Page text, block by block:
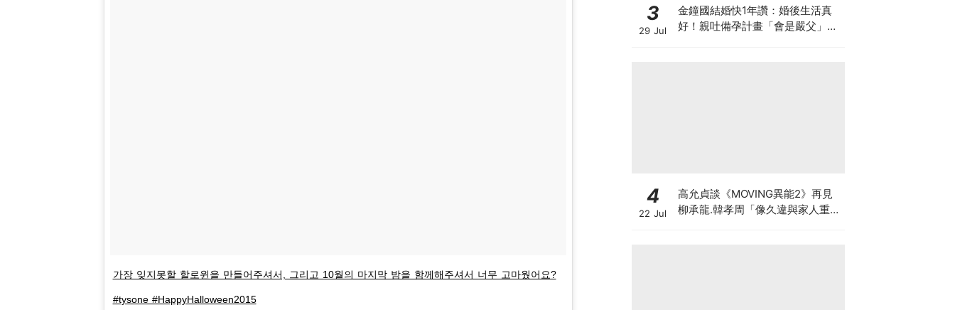
가장 잊지못할 할로윈을 만들어주셔서, 그리고 10월의 마지막 밤을 함께해주셔서 너무 고마웠어요?
#tysone #HappyHalloween2015
3
29 Jul
金鐘國結婚快1年讚：婚後生活真
好！親吐備孕計畫「會是嚴父」先
4
22 Jul
高允貞談《MOVING異能2》再見
柳承龍.韓孝周「像久違與家人重